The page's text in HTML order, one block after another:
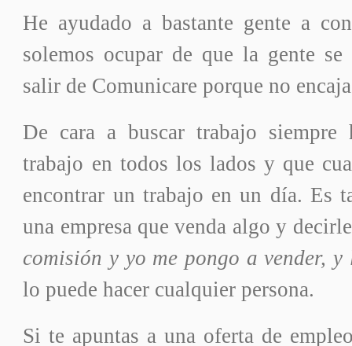
He ayudado a bastante gente a
solemos ocupar de que la gente
salir de Comunicare porque no
De cara a buscar trabajo siempre
trabajo en todos los lados y que
encontrar un trabajo en un día. Es
una empresa que venda algo y
comisión y yo me pongo a vender, y
lo puede hacer cualquier persona.
Si te apuntas a una oferta de